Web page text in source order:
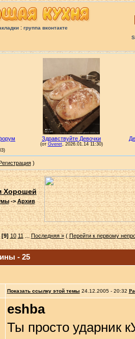
: группа вконтакте
)
Хорошей
->Архив
[9] 10 11...Последняя »(Перейти к первому
- 25
Показать ссылку этой темы 24.12.2005 - 20:32
eshba
Ты просто ударник